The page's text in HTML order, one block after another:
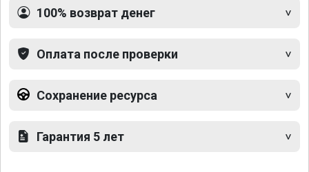
100% возврат денег
Оплата после проверки
Сохранение ресурса
Гарантия 5 лет